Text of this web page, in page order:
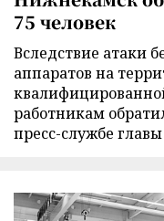
75 человек
Вследствие атаки
аппаратов на
работникам
пресс-службе